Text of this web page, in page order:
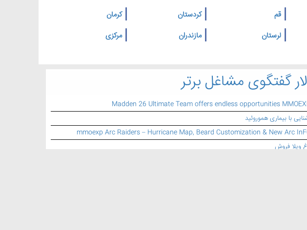
قم کردستان
کرمان
لرستان مازندران
مرکزی
گفتگوی مشاغل برتر
Madden 26 Ultimate Team offers endless opportunities
با بیماری هموروئید
mmoexp Arc Raiders – Hurricane Map, Beard Customization & New Arc
ویلا فروش